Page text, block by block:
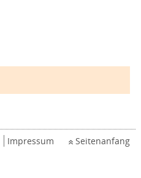
Impressum Seitenanfang